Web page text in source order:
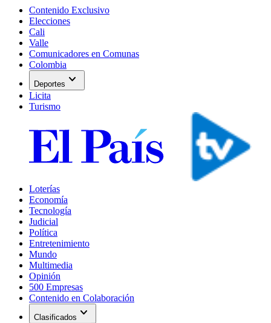
Contenido Exclusivo
Elecciones
Cali
Valle
Comunicadores en Comunas
Colombia
Deportes expand_more
Licita
Turismo
Loterías
Economía
Tecnología
Judicial
Política
Entretenimiento
Mundo
Multimedia
Opinión
500 Empresas
Contenido en Colaboración
Clasificados expand_more